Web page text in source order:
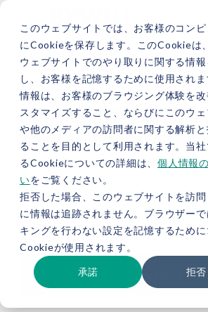
このウェブサイトでは、お客様のコン
にCookieを保存します。このCookieは
ウェブサイトでのやり取りに関する情
し、お客様を記憶するために使用され
情報は、お客様のブラウジング体験を改
スタマイズすること、ならびにこのウェ
や他のメディアの訪問者に関する解析
ることを目的として利用されます。当
るCookieについての詳細は、 個人情報
いをご覧ください。
拒否した場合、このウェブサイトを訪問
に情報は追跡されません。ブラウザーで
キングを行わない設定を記憶するため
Cookieが使用されます。
承諾 拒否
TOP お役立ち情報 ブログ 【総研